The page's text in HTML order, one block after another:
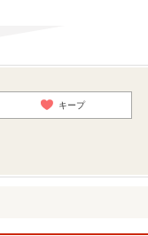
キープ